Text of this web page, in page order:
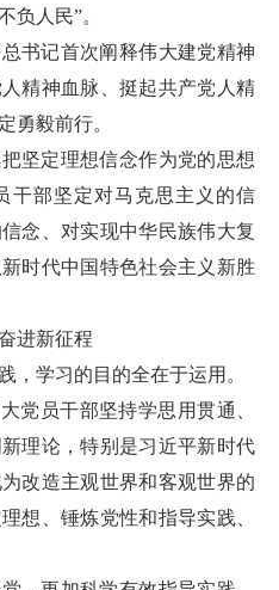
负人民”。
书记首次阐释伟大建党精神
精神血脉、挺起共产党人精
勇毅前行。
坚定理想信念作为党的思想
干部坚定对马克思主义的信
念、对实现中华民族伟大复
时代中国特色社会主义新胜
进新征程
，学习的目的全在于运用。
党员干部坚持学思用贯通、
理论，特别是习近平新时代
改造主观世界和客观世界的
想、锤炼党性和指导实践、